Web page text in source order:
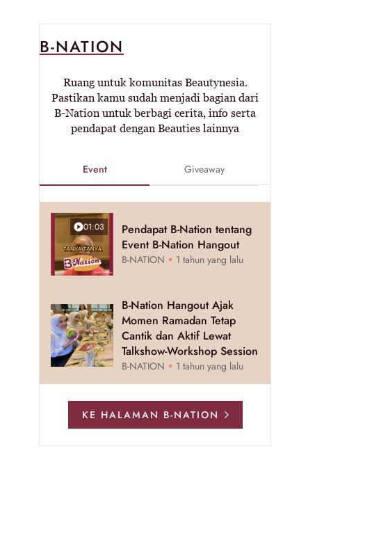
B-NATION
Ruang untuk komunitas Beautynesia.
Pastikan kamu sudah menjadi bagian dari
B-Nation untuk berbagi cerita, info serta
pendapat dengan Beauties lainnya
Event Giveaway
01:03
Pendapat B-Nation tentang
Event B-Nation Hangout
B-NATION 1 tahun yang lalu
B-Nation Hangout Ajak
Momen Ramadan Tetap
Cantik dan Aktif Lewat
Talkshow-Workshop Session
B-NATION 1 tahun yang lalu
KE HALAMAN B-NATION